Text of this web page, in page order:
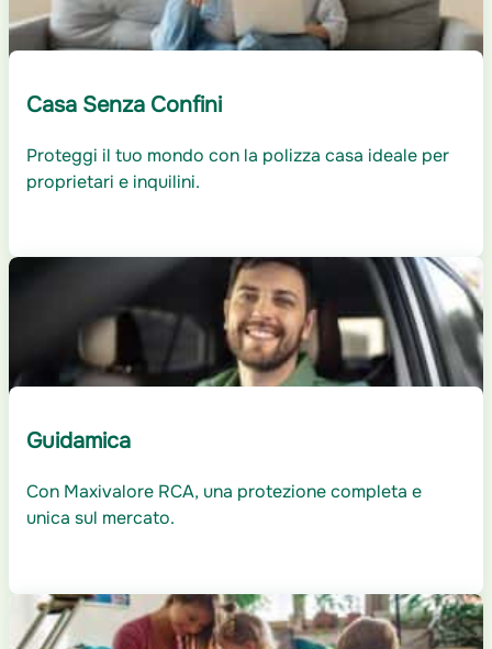
Casa Senza Confini
Proteggi il tuo mondo con la polizza casa ideale per
proprietari e inquilini.
Guidamica
Con Maxivalore RCA, una protezione completa e
unica sul mercato.